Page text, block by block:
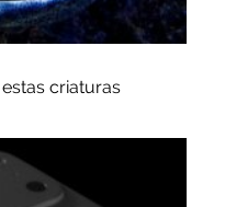
criaturas